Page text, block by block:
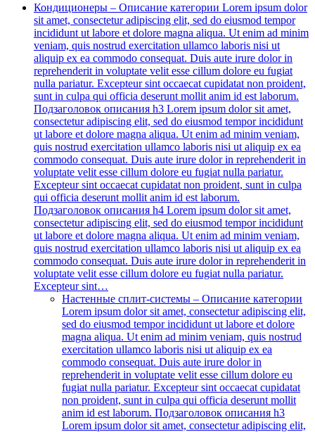
Кондиционеры – Описание категории Lorem ipsum dolor
sit amet, consectetur adipiscing elit, sed do eiusmod tempor
incididunt ut labore et dolore magna aliqua. Ut enim ad minim
veniam, quis nostrud exercitation ullamco laboris nisi ut
aliquip ex ea commodo consequat. Duis aute irure dolor in
reprehenderit in voluptate velit esse cillum dolore eu fugiat
nulla pariatur. Excepteur sint occaecat cupidatat non proident,
sunt in culpa qui officia deserunt mollit anim id est laborum.
Подзаголовок описания h3 Lorem ipsum dolor sit amet,
consectetur adipiscing elit, sed do eiusmod tempor incididunt
ut labore et dolore magna aliqua. Ut enim ad minim veniam,
quis nostrud exercitation ullamco laboris nisi ut aliquip ex ea
commodo consequat. Duis aute irure dolor in reprehenderit in
voluptate velit esse cillum dolore eu fugiat nulla pariatur.
Excepteur sint occaecat cupidatat non proident, sunt in culpa
qui officia deserunt mollit anim id est laborum.
Подзаголовок описания h4 Lorem ipsum dolor sit amet,
consectetur adipiscing elit, sed do eiusmod tempor incididunt
ut labore et dolore magna aliqua. Ut enim ad minim veniam,
quis nostrud exercitation ullamco laboris nisi ut aliquip ex ea
commodo consequat. Duis aute irure dolor in reprehenderit in
voluptate velit esse cillum dolore eu fugiat nulla pariatur.
Excepteur sint…
Настенные сплит-системы – Описание категории
Lorem ipsum dolor sit amet, consectetur adipiscing elit,
sed do eiusmod tempor incididunt ut labore et dolore
magna aliqua. Ut enim ad minim veniam, quis nostrud
exercitation ullamco laboris nisi ut aliquip ex ea
commodo consequat. Duis aute irure dolor in
reprehenderit in voluptate velit esse cillum dolore eu
fugiat nulla pariatur. Excepteur sint occaecat cupidatat
non proident, sunt in culpa qui officia deserunt mollit
anim id est laborum. Подзаголовок описания h3
Lorem ipsum dolor sit amet, consectetur adipiscing elit,